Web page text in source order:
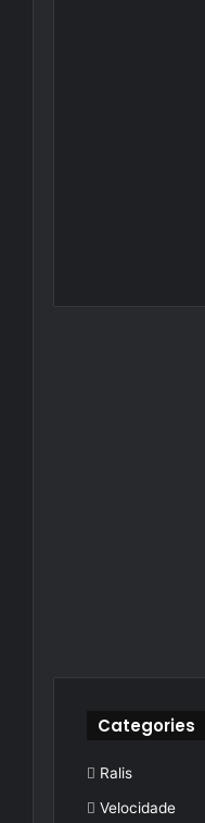
Categories
Ralis
Velocidade